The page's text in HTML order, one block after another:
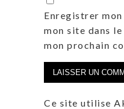
Enregistrer
mon site dans
mon prochain
Ce site utilise